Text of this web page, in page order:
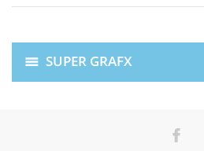
SUPER GRAFX